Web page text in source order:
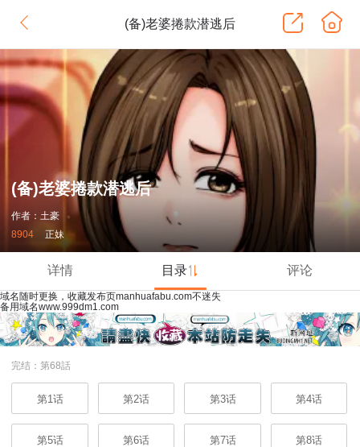
(备)老婆捲款潜逃后
(备)老婆捲款潜逃后
作者：土豪
8904
正妹
详情 目录 评论
域名随时更换，收藏发布页manhuafabu.com不迷失
备用域名www.999dm1.com
完结：第68話
第1话 第2话 第3话 第4话
第5话 第6话 第7话 第8话